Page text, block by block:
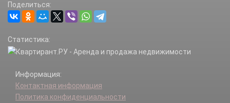
Поделиться:
Статистика:
Информация:
Контактная информация
Политика конфиденциальности